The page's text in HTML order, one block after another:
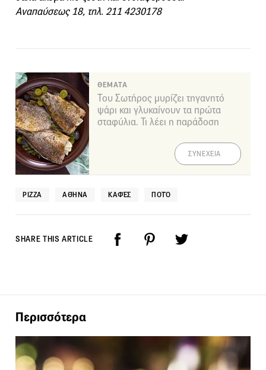
Αναπαύσεως 18, τηλ. 211 4230178
ΘΕΜΑΤΑ
Του Σωτήρος μυρίζει τηγανητό
ψάρι και γλυκαίνουν τα πρώτα
σταφύλια. Τι λέει η παράδοση
ΣΥΝΕΧΕΙΑ
PIZZA ΑΘΉΝΑ ΚΑΦΈΣ ΠΟΤΌ
SHARE THIS ARTICLE
Περισσότερα